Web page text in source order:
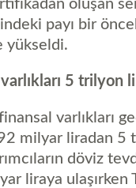
oluşan
payı bir
yükseldi.
5 trilyon
finansal varlıkları
milyar liradan 5
döviz
liraya ulaşırken